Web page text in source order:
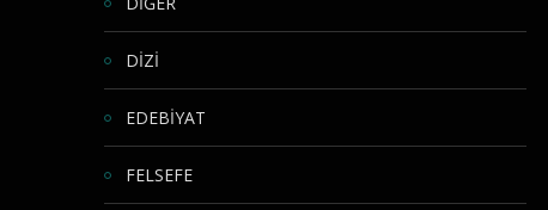
DİZİ
EDEBİYAT
FELSEFE